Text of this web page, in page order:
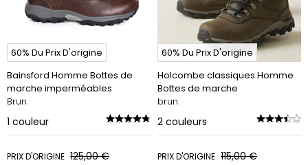
60% Du Prix D'origine
Bainsford Homme Bottes de
marche imperméables
Brun
1 couleur
PRIX D'ORIGINE 125,00 €
60% Du Prix D'origine
Holcombe classiques Homme
Bottes de marche
brun
2 couleurs
PRIX D'ORIGINE 115,00 €